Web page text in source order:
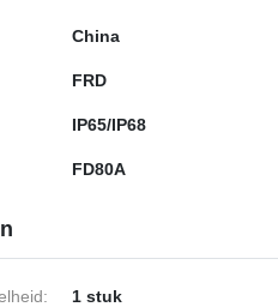
China
FRD
IP65/IP68
FD80A
1 stuk